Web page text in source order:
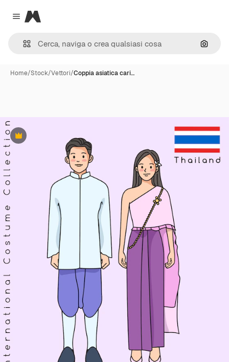
Close menu
Magnific
Cerca
Home/Stock/Vettori/Coppia asiatica cari…
Premium